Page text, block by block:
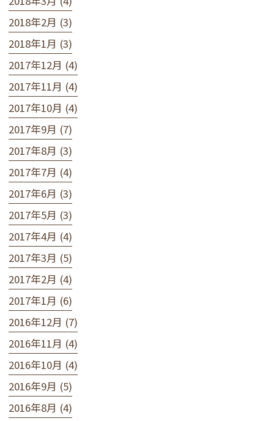
2018年2月 (3)
2018年1月 (3)
2017年12月 (4)
2017年11月 (4)
2017年10月 (4)
2017年9月 (7)
2017年8月 (3)
2017年7月 (4)
2017年6月 (3)
2017年5月 (3)
2017年4月 (4)
2017年3月 (5)
2017年2月 (4)
2017年1月 (6)
2016年12月 (7)
2016年11月 (4)
2016年10月 (4)
2016年9月 (5)
2016年8月 (4)